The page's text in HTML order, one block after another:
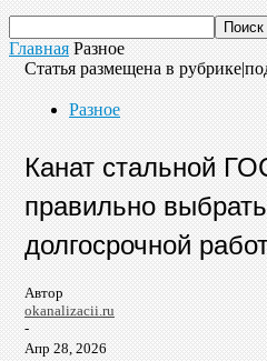
Главная Разное
Статья размещена в
Разное
Канат стальной
правильно
долгосрочной
Автор
okanalizacii.ru
-
Апр 28, 2026